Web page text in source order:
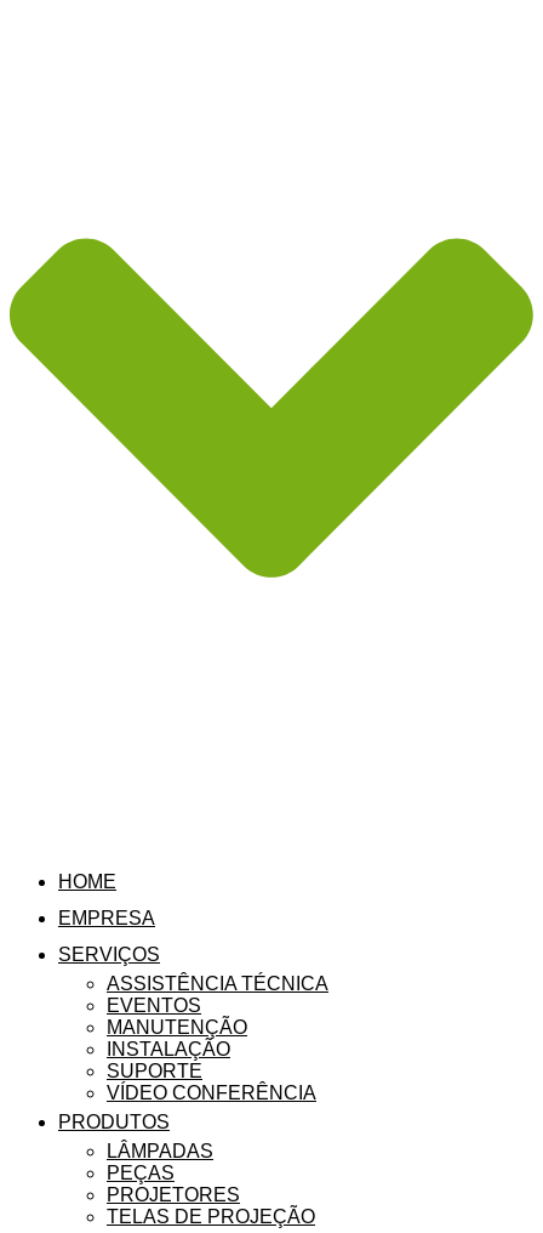
HOME
EMPRESA
SERVIÇOS
ASSISTÊNCIA TÉCNICA
EVENTOS
MANUTENÇÃO
INSTALAÇÃO
SUPORTE
VÍDEO CONFERÊNCIA
PRODUTOS
LÂMPADAS
PEÇAS
PROJETORES
TELAS DE PROJEÇÃO